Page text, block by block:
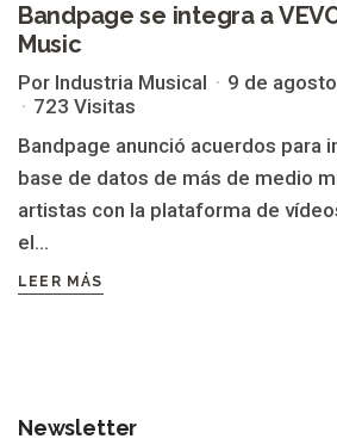
Bandpage se integra a
Music
Por Industria Musical
9 de
723 Visitas
Bandpage anunció acuerdos para
base de datos de más de medio
artistas con la plataforma de
el...
LEER MÁS
Newsletter